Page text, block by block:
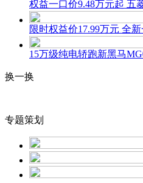
权益一口价9.48万元起 五
限时权益价17.99万元 全
15万级纯电轿跑新黑马
换一换
专题策划